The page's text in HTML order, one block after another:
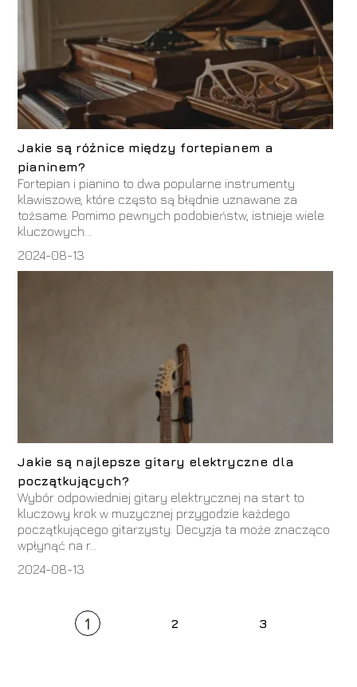
Jakie są różnice między fortepianem a
pianinem?
Fortepian i pianino to dwa popularne instrumenty
klawiszowe, które często są błędnie uznawane za
tożsame. Pomimo pewnych podobieństw, istnieje wiele
kluczowych...
2024-08-13
Jakie są najlepsze gitary elektryczne dla
początkujących?
Wybór odpowiedniej gitary elektrycznej na start to
kluczowy krok w muzycznej przygodzie każdego
początkującego gitarzysty. Decyzja ta może znacząco
wpłynąć na r...
2024-08-13
1 2 3